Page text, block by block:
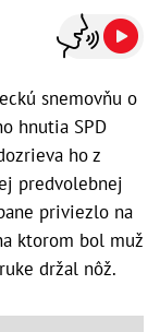
snemovňu o
hnutia SPD
ho z
predvolebnej
priviezlo na
ktorom bol muž
držal nôž.